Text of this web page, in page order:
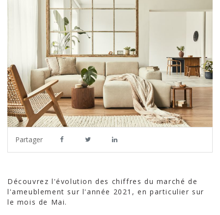
Partager
Découvrez l'évolution des chiffres du marché de
l'ameublement sur l'année 2021, en particulier sur
le mois de Mai.